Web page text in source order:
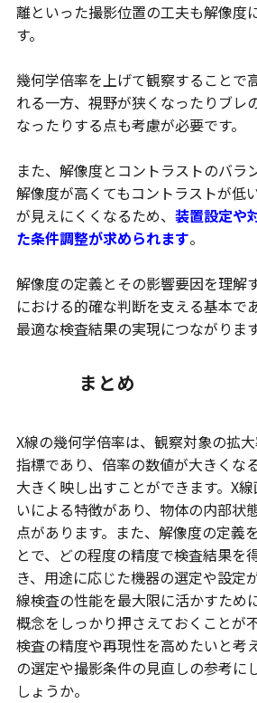
離といった撮影位置の工夫も解像度
す。
幾何学倍率を上げて観察することで
れる一方、視野が狭くなったりブレ
なったりする点も考慮が必要です。
また、解像度とコントラストのバラ
解像度が高くてもコントラストが低
が見えにくくなるため、 装置設定や
た条件調整が求められます。
解像度の定義とその影響要因を理解
における的確な判断を支える基本で
最適な検査結果の実現につながります
まとめ
X線の幾何学倍率は、観察対象の拡
指標であり、倍率の数値が大きくな
大きく映し出すことができます。X
いによる特徴があり、物体の内部状
点があります。また、解像度の定義
とで、どの程度の精度で検査結果を
き、用途に応じた機器の選定や設定
線検査の性能を最大限に活かすため
概念をしっかり押さえておくことが
検査の精度や再現性を高めたいと考
の選定や撮影条件の見直しの参考に
しょうか。